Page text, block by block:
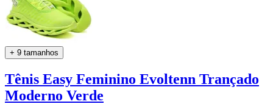
+ 9 tamanhos
Tênis Easy Feminino Evoltenn Trançado
Moderno Verde